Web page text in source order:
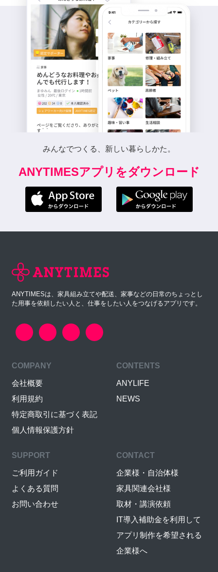
みんなでつくる、新しい暮らしかた。
ANYTIMESアプリをダウンロード
ANYTIMESは、家具組み立てや配送、家事などの日常のちょっとし
た用事を依頼したい人と、仕事をしたい人をつなげるアプリです。
COMPANY
会社概要
利用規約
特定商取引に基づく表記
個人情報保護方針
CONTENTS
ANYLIFE
NEWS
SUPPORT
ご利用ガイド
よくある質問
お問い合わせ
CONTACT
企業様・自治体様
家具関連会社様
取材・講演依頼
IT導入補助金を利用して
アプリ制作を希望される
企業様へ